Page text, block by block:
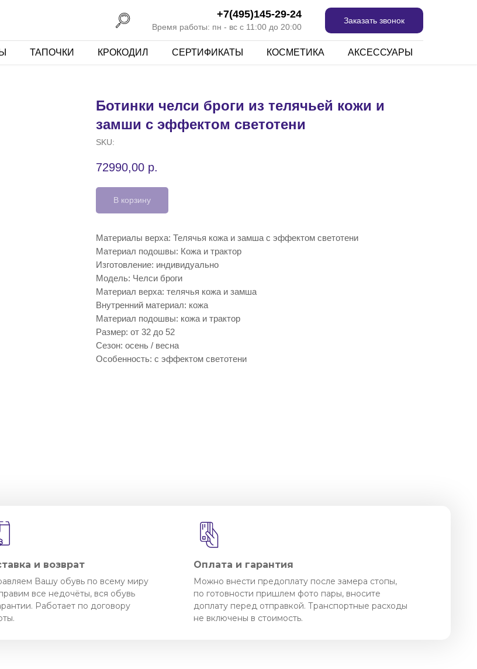
+7(495)145-29-24
Время работы: пн - вс с 11:00 до 20:00
Заказать звонок
ТАПОЧКИ КРОКОДИЛ СЕРТИФИКАТЫ КОСМЕТИКА АКСЕССУАРЫ
Ботинки челси броги из телячьей кожи и
замши с эффектом светотени
SKU:
72990,00 р.
В корзину
Материалы верха: Телячья кожа и замша с эффектом светотени
Материал подошвы: Кожа и трактор
Изготовление: индивидуально
Модель: Челси броги
Материал верха: телячья кожа и замша
Внутренний материал: кожа
Материал подошвы: кожа и трактор
Размер: от 32 до 52
Сезон: осень / весна
Особенность: с эффектом светотени
и возврат
Вашу обувь по всему миру
все недочёты, вся обувь
Работает по договору
Оплата и гарантия
Можно внести предоплату после замера стопы,
по готовности пришлем фото пары, вносите
доплату перед отправкой. Транспортные расходы
не включены в стоимость.